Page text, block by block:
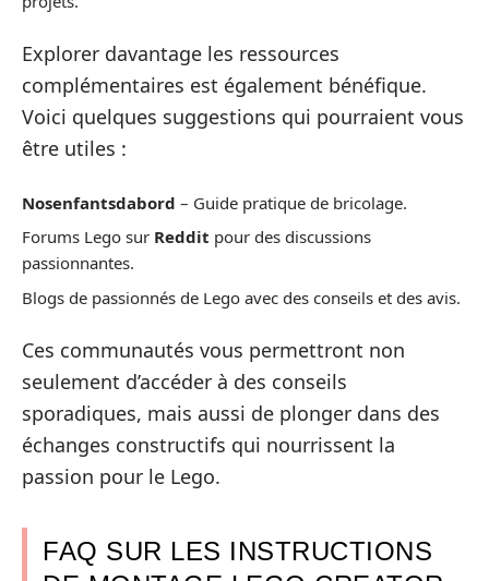
Explorer davantage les ressources
complémentaires est également bénéfique.
Voici quelques suggestions qui pourraient vous
être utiles :
Nosenfantsdabord – Guide pratique de bricolage.
Forums Lego sur Reddit pour des discussions
passionnantes.
Blogs de passionnés de Lego avec des conseils et des avis.
Ces communautés vous permettront non
seulement d’accéder à des conseils
sporadiques, mais aussi de plonger dans des
échanges constructifs qui nourrissent la
passion pour le Lego.
FAQ SUR LES INSTRUCTIONS